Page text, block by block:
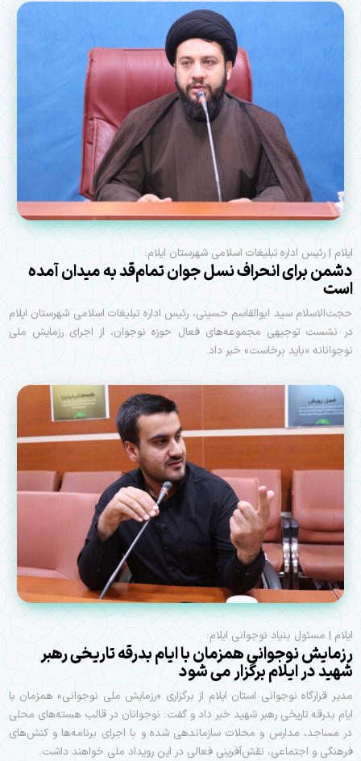
ایلام | رئیس اداره تبلیغات اسلامی شهرستان ایلام:
دشمن برای انحراف نسل جوان تمام‌قد به میدان آمده
است
حجت‌الاسلام سید ابوالقاسم حسینی، رئیس اداره تبلیغات اسلامی شهرستان ایلام
در نشست توجیهی مجموعه‌های فعال حوزه نوجوان، از اجرای رزمایش ملی
نوجوانانه «باید برخاست» خبر داد.
ایلام | مسئول بنیاد نوجوانی ایلام:
رزمایش نوجوانی همزمان با ایام بدرقه تاریخی رهبر
شهید در ایلام برگزار می شود
مدیر قرارگاه نوجوانی استان ایلام از برگزاری «رزمایش ملی نوجوانی» همزمان با
ایام بدرقه تاریخی رهبر شهید خبر داد و گفت: نوجوانان در قالب هسته‌های محلی
در مساجد، مدارس و محلات سازماندهی شده و با اجرای برنامه‌ها و کنش‌های
فرهنگی و اجتماعی، نقش‌آفرینی فعالی در این رویداد ملی خواهند داشت.